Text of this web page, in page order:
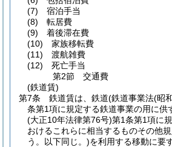
(7)
宿泊手当
(8)
転居費
(9)
着後滞在費
(10)
家族移転費
(11)
渡航雑費
(12)
死亡手当
第2節
交通費
(鉄道賃)
第7条
鉄道賃は、鉄道(鉄道事業法(昭
条第1項に規定する鉄道事業の用に供
(大正10年法律第76号)第1条第1項に
おけるこれらに相当するものその他
う。以下同じ。)を利用する移動に要